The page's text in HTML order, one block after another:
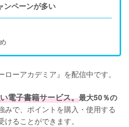
ンペーンが多い
ーアカデミア』を配信中です。
電子書籍サービス。最大50％の
みで、ポイントを購入・使用する
ることができます。